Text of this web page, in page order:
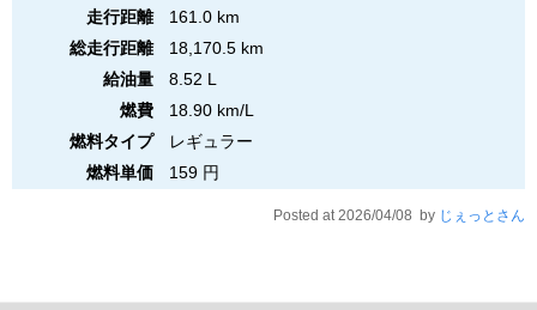
走行距離
161.0 km
総走行距離
18,170.5 km
給油量
8.52 L
燃費
18.90 km/L
燃料タイプ
レギュラー
燃料単価
159 円
Posted at 2026/04/08 by じぇっとさん